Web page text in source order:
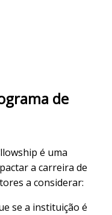
de
é uma
a carreira de
a considerar:
se a instituição é